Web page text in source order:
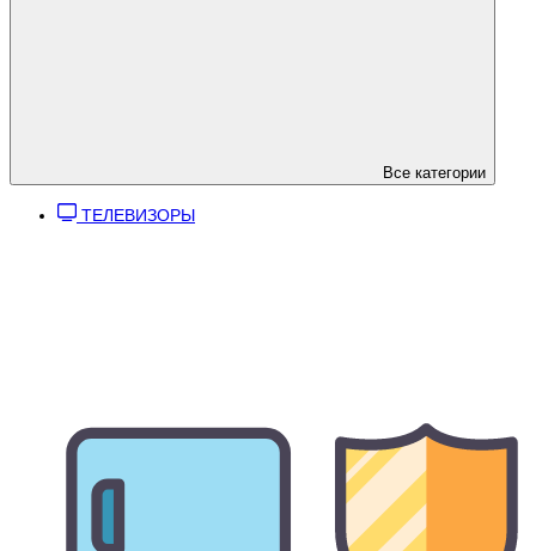
Все категории
ТЕЛЕВИЗОРЫ